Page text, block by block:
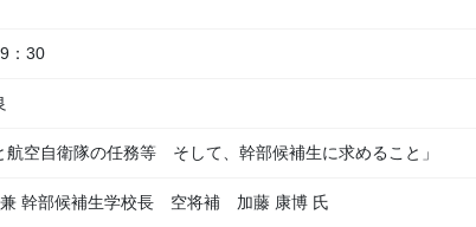
：30
航空自衛隊の任務等 そして、幹部候補生に求めること」
兼 幹部候補生学校長 空将補 加藤 康博 氏